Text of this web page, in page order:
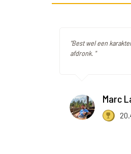
"Best wel een
afdronk. "
Marc